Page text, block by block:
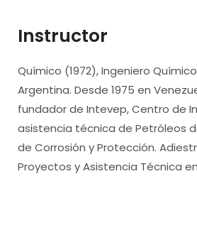
Instructor
Químico (1972), Ingeniero Químico
Argentina. Desde 1975 en
fundador de Intevep, Centro de
asistencia técnica de Petróleos
de Corrosión y Protección.
Proyectos y Asistencia Técnica en